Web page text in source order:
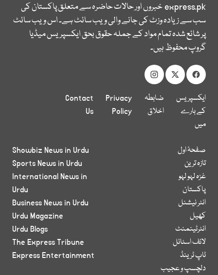
express.pkخبروں اور حالات حاضرہ سے متعلق پاکستان کی
سب سے زیادہ وزٹ کی جانے والی ویب سائٹ ہے۔ اس ویب سائٹ
پر شائع شدہ تمام مواد کے جملہ حقوق بحق ایکسپریس میڈیا
گروپ محفوظ ہیں۔
ایکسپریس
کے بارے
میں
ضابطہ
اخلاق
Privacy
Policy
Contact
Us
صفحۂ اول
تازہ ترین
غزہ لہو لہو
پاکستان
انٹر نیشنل
کھیل
انٹرٹینمنٹ
لائف اسٹائل
ٹاپ ٹرینڈ
دلچسپ و عجیب
Showbiz News in Urdu
Sports News in Urdu
International News in
Urdu
Business News in Urdu
Urdu Magazine
Urdu Blogs
The Express Tribune
Express Entertainment